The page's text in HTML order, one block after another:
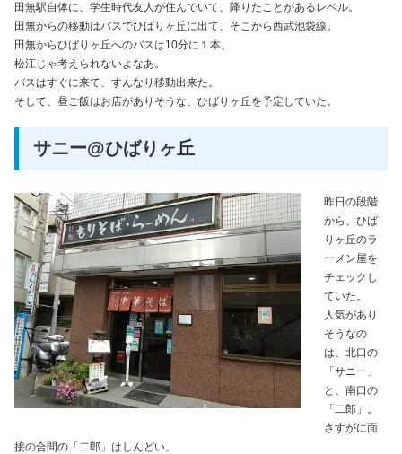
田無駅自体に、学生時代友人が住んでいて、降りたことがあるレベル。
田無からの移動はバスでひばりヶ丘に出て、そこから西武池袋線。
田無からひばりヶ丘へのバスは10分に１本。
松江じゃ考えられないよなあ。
バスはすぐに来て、すんなり移動出来た。
そして、昼ご飯はお店がありそうな、ひばりヶ丘を予定していた。
サニー@ひばりヶ丘
昨日の段階
から、ひば
りヶ丘のラ
ーメン屋を
チェックし
ていた。
人気があり
そうなの
は、北口の
「サニー」
と、南口の
「二郎」。
さすがに面
接の合間の「二郎」はしんどい。